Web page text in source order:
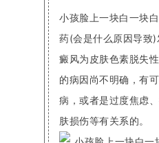
小孩脸上一块白一块
药(会是什么原因导致
癜风为皮肤色素脱失
的病因尚不明确，有
病，或者是过度焦虑
肤损伤等有关系的。